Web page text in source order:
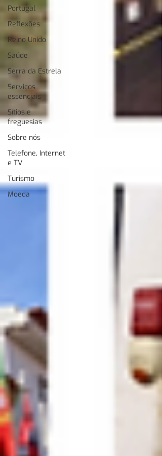
Portugal
Reflexões
Reino Unido
Saúde
Serra da Estrela
Serviços
essenciais
Sítios e
freguesias
Sobre nós
Telefone, Internet
e TV
Turismo
Moeda